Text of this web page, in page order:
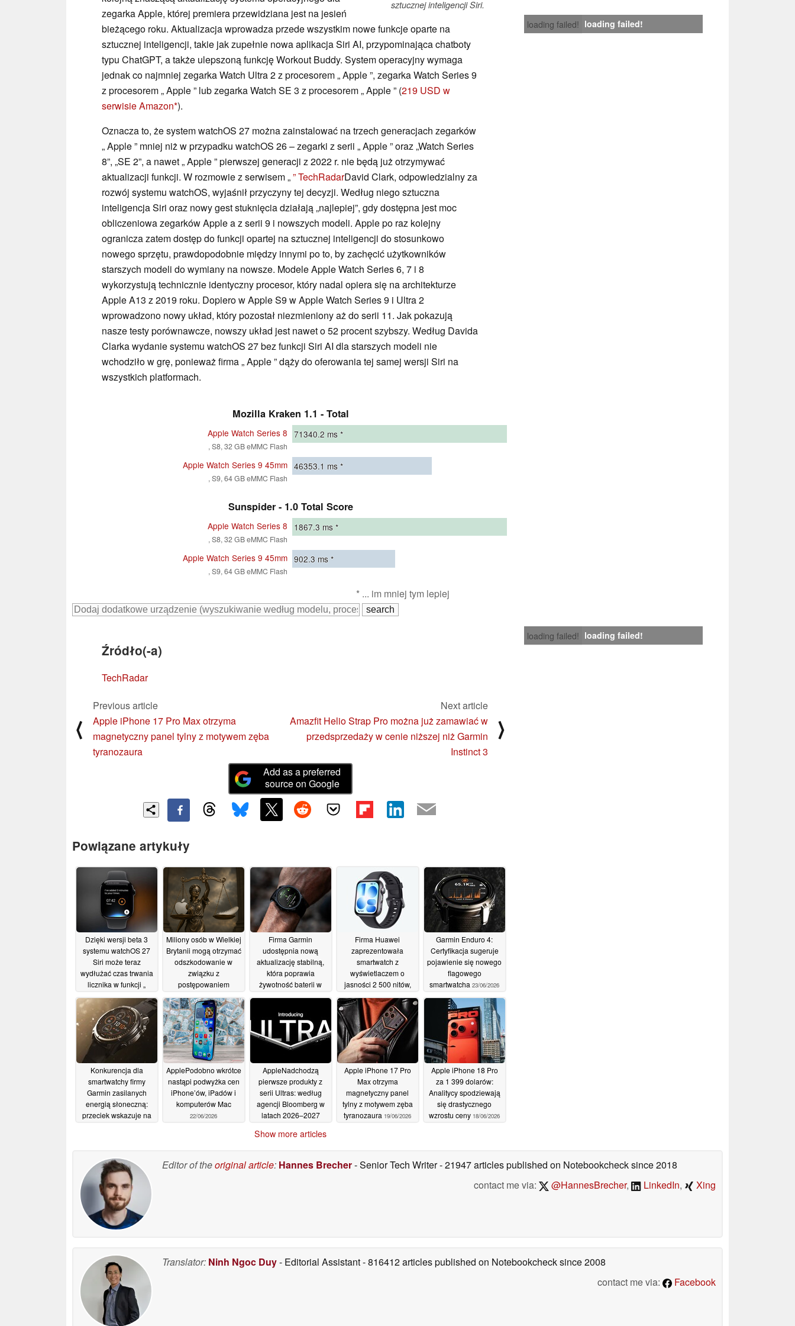
sztucznej inteligencji Siri.
loading failed! loading failed!
zegarka Apple, której premiera przewidziana jest na jesień
bieżącego roku. Aktualizacja wprowadza przede wszystkim nowe funkcje oparte na
sztucznej inteligencji, takie jak zupełnie nowa aplikacja Siri AI, przypominająca chatboty
typu ChatGPT, a także ulepszoną funkcję Workout Buddy. System operacyjny wymaga
jednak co najmniej zegarka Watch Ultra 2 z procesorem „ Apple ”, zegarka Watch Series 9
z procesorem „ Apple ” lub zegarka Watch SE 3 z procesorem „ Apple ” (219 USD w
serwisie Amazon ).
Oznacza to, że system watchOS 27 można zainstalować na trzech generacjach zegarków
„ Apple ” mniej niż w przypadku watchOS 26 – zegarki z serii „ Apple ” oraz „Watch Series
8”, „SE 2”, a nawet „ Apple ” pierwszej generacji z 2022 r. nie będą już otrzymywać
aktualizacji funkcji. W rozmowie z serwisem „” TechRadarDavid Clark, odpowiedzialny za
rozwój systemu watchOS, wyjaśnił przyczyny tej decyzji. Według niego sztuczna
inteligencja Siri oraz nowy gest stuknięcia działają „najlepiej”, gdy dostępna jest moc
obliczeniowa zegarków Apple a z serii 9 i nowszych modeli. Apple po raz kolejny
ogranicza zatem dostęp do funkcji opartej na sztucznej inteligencji do stosunkowo
nowego sprzętu, prawdopodobnie między innymi po to, by zachęcić użytkowników
starszych modeli do wymiany na nowsze. Modele Apple Watch Series 6, 7 i 8
wykorzystują technicznie identyczny procesor, który nadal opiera się na architekturze
Apple A13 z 2019 roku. Dopiero w Apple S9 w Apple Watch Series 9 i Ultra 2
wprowadzono nowy układ, który pozostał niezmieniony aż do serii 11. Jak pokazują
nasze testy porównawcze, nowszy układ jest nawet o 52 procent szybszy. Według Davida
Clarka wydanie systemu watchOS 27 bez funkcji Siri AI dla starszych modeli nie
wchodziło w grę, ponieważ firma „ Apple ” dąży do oferowania tej samej wersji Siri na
wszystkich platformach.
Mozilla Kraken 1.1 - Total
Apple Watch Series 8
, S8, 32 GB eMMC Flash
71340.2 ms *
Apple Watch Series 9 45mm
, S9, 64 GB eMMC Flash
46353.1 ms *
Sunspider - 1.0 Total Score
Apple Watch Series 8
, S8, 32 GB eMMC Flash
1867.3 ms *
Apple Watch Series 9 45mm
, S9, 64 GB eMMC Flash
902.3 ms *
* ... im mniej tym lepiej
loading failed! loading failed!
Źródło(-a)
TechRadar
⟨
Previous article
Apple iPhone 17 Pro Max otrzyma
magnetyczny panel tylny z motywem zęba
tyranozaura
Next article
Amazfit Helio Strap Pro można już zamawiać w
przedsprzedaży w cenie niższej niż Garmin
Instinct 3
⟩
Add as a preferred
source on Google
Powiązane artykuły
Dzięki wersji beta 3
systemu watchOS 27
Siri może teraz
wydłużać czas trwania
licznika w funkcji „
Apple Watch09/07/2026
Miliony osób w Wielkiej
Brytanii mogą otrzymać
odszkodowanie w
związku z
postępowaniem
Apple ”, którego
wartość wynosi 3 mld
funtów24/06/2026
Firma Garmin
udostępnia nową
aktualizację stabilną,
która poprawia
żywotność baterii w
Firma Huawei
zaprezentowała
smartwatch z
wyświetlaczem o
jasności 2 500 nitów,
na 10 dni oraz
stylistyką inspirowaną
zegarkiem „ Apple ”
24/06/2026
Garmin Enduro 4:
Certyfikacja sugeruje
pojawienie się nowego
flagowego
smartwatcha 23/06/2026
Konkurencja dla
smartwatchy firmy
Garmin zasilanych
energią słoneczną:
przeciek wskazuje na
ApplePodobno wkrótce
nastąpi podwyżka cen
iPhone’ów, iPadów i
komputerów Mac
22/06/2026
AppleNadchodzą
pierwsze produkty z
serii Ultras: według
agencji Bloomberg w
latach 2026–2027
produktów22/06/2026
Apple iPhone 17 Pro
Max otrzyma
magnetyczny panel
tylny z motywem zęba
tyranozaura 19/06/2026
Apple iPhone 18 Pro
za 1 399 dolarów:
Analitycy spodziewają
się drastycznego
wzrostu ceny 18/06/2026
Show more articles
Editor of theoriginal article: Hannes Brecher- Senior Tech Writer- 21947 articles published on Notebookchecksince 2018
contact me via:
@HannesBrecher, LinkedIn, Xing
Translator: Ninh Ngoc Duy- Editorial Assistant- 816412 articles published on Notebookchecksince 2008
contact me via:
Facebook